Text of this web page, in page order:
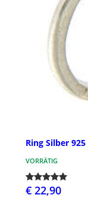
Ring Silber
VORRÄTIG
€ 22,90